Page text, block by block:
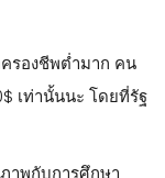
รองชีพต่ำมาก คน
เท่านั้นนะ โดยที่รัฐ
าพกับการศึกษา